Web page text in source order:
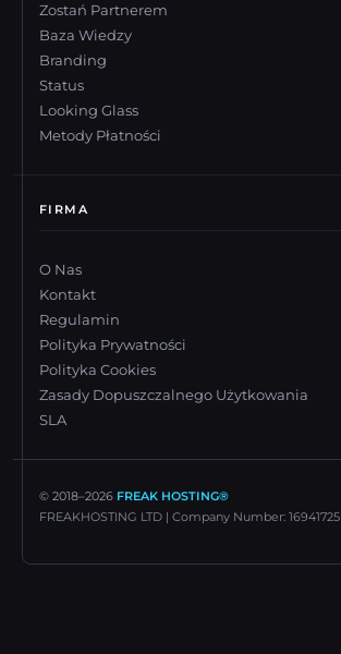
Zostań Partnerem
Baza Wiedzy
Branding
Status
Looking Glass
Metody Płatności
FIRMA
O Nas
Kontakt
Regulamin
Polityka Prywatności
Polityka Cookies
Zasady Dopuszczalnego Użytkowania
SLA
© 2018–2026 FREAK HOSTING®
FREAKHOSTING LTD | Company Number: 16941725